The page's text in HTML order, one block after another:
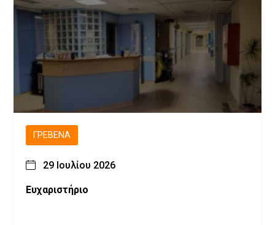
ΓΡΕΒΕΝΆ
29 Ιουλίου 2026
Ευχαριστήριο